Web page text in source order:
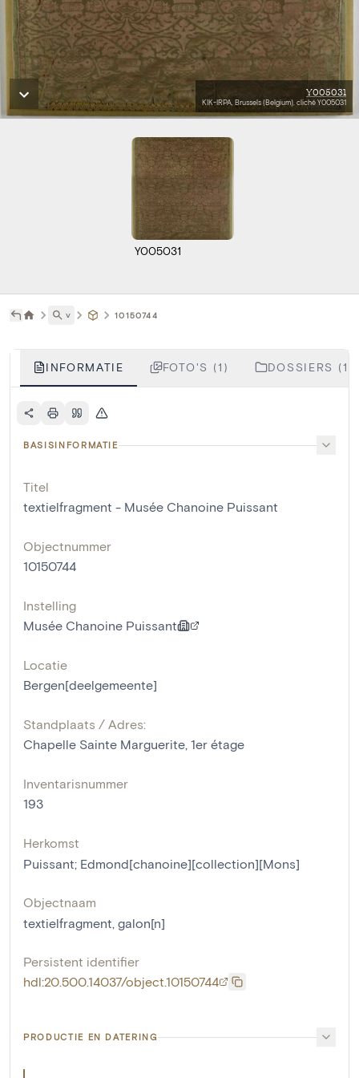
Y005031
KIK-IRPA, Brussels (Belgium), cliché Y005031
Y005031
˅ 10150744
INFORMATIE FOTO'S (1) DOSSIERS (1)
BASISINFORMATIE
Titel
textielfragment - Musée Chanoine Puissant
Objectnummer
10150744
Instelling
Musée Chanoine Puissant
Locatie
Bergen[deelgemeente]
Standplaats / Adres:
Chapelle Sainte Marguerite, 1er étage
Inventarisnummer
193
Herkomst
Puissant; Edmond[chanoine][collection][Mons]
Objectnaam
textielfragment, galon[n]
Persistent identifier
hdl:20.500.14037/object.10150744
PRODUCTIE EN DATERING